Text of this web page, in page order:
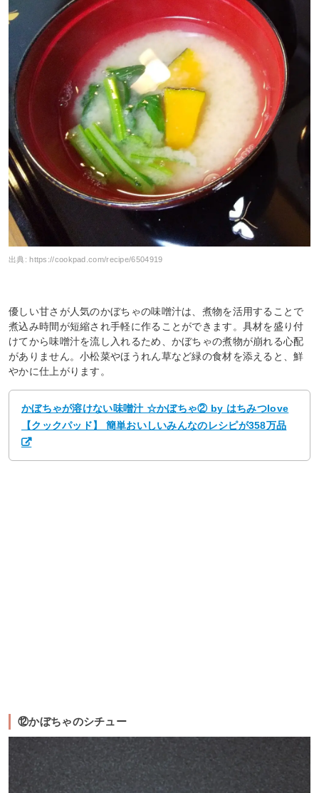
出典: https://cookpad.com/recipe/6504919
優しい甘さが人気のかぼちゃの味噌汁は、煮物を活用することで
煮込み時間が短縮され手軽に作ることができます。具材を盛り付
けてから味噌汁を流し入れるため、かぼちゃの煮物が崩れる心配
がありません。小松菜やほうれん草など緑の食材を添えると、鮮
やかに仕上がります。
かぼちゃが溶けない味噌汁 ☆かぼちゃ② by はちみつlove
【クックパッド】 簡単おいしいみんなのレシピが358万品
⑫かぼちゃのシチュー